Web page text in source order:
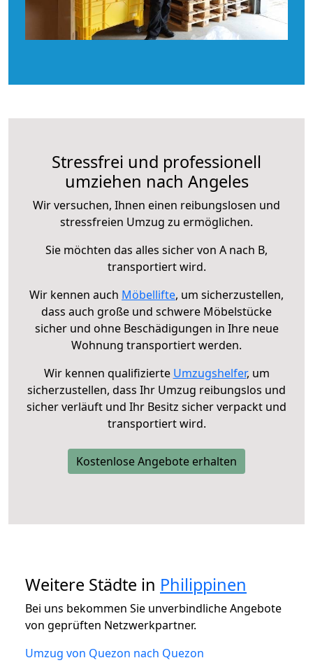
Stressfrei und professionell
umziehen nach Angeles
Wir versuchen, Ihnen einen reibungslosen und
stressfreien Umzug zu ermöglichen.
Sie möchten das alles sicher von A nach B,
transportiert wird.
Wir kennen auch Möbellifte, um sicherzustellen,
dass auch große und schwere Möbelstücke
sicher und ohne Beschädigungen in Ihre neue
Wohnung transportiert werden.
Wir kennen qualifizierte Umzugshelfer, um
sicherzustellen, dass Ihr Umzug reibungslos und
sicher verläuft und Ihr Besitz sicher verpackt und
transportiert wird.
Kostenlose Angebote erhalten
Weitere Städte in Philippinen
Bei uns bekommen Sie unverbindliche Angebote
von geprüften Netzwerkpartner.
Umzug von Quezon nach Quezon